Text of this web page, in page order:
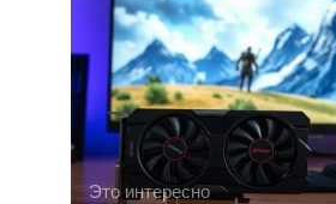
Это интересно